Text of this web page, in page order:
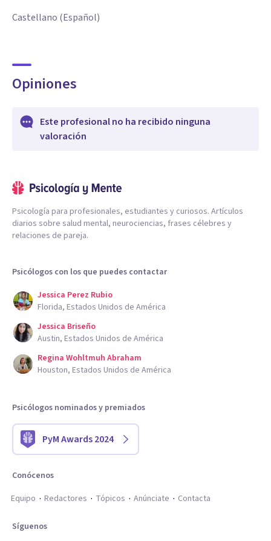
Castellano (Español)
Opiniones
Este profesional no ha recibido ninguna
valoración
Psicología para profesionales, estudiantes y curiosos. Artículos
diarios sobre salud mental, neurociencias, frases célebres y
relaciones de pareja.
Psicólogos con los que puedes contactar
Jessica Perez Rubio
Florida, Estados Unidos de América
Jessica Briseño
Austin, Estados Unidos de América
Regina Wohltmuh Abraham
Houston, Estados Unidos de América
Psicólogos nominados y premiados
PyM Awards 2024
Conócenos
Equipo
Redactores Tópicos Anúnciate Contacta
Síguenos